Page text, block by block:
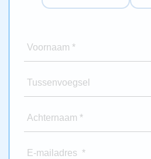
Voornaam *
Tussenvoegsel
Achternaam *
E-mailadres *